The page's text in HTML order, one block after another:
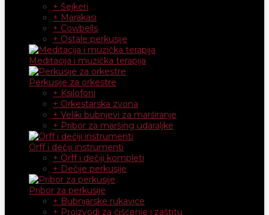
+ Šejkeri
+ Marakasi
+ Cowbells
+ Ostale perkusije
Meditacija i muzička terapija
Perkusije za orkestre
+ Ksilofoni
+ Orkestarska zvona
+ Veliki bubnjevi za marširanje
+ Pribor za maršing udaraljke
Orff i dečiji instrumenti
+ Orff i dečiji kompleti
+ Dečije perkusije
Pribor za perkusije
+ Bubnjarske rukavice
+ Proizvodi za čišćenje i zaštitu